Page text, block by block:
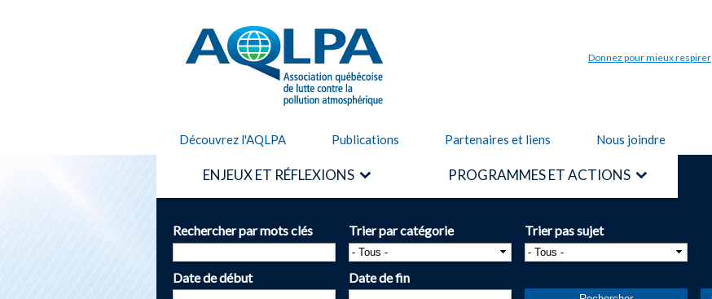
AQLPA Donnez pour mieux respirer
Découvrez l'AQLPA Publications Partenaires et liens Nous joindre
ENJEUX ET RÉFLEXIONS PROGRAMMES ET ACTIONS
Rechercher par mots clés Trier par catégorie Trier pas sujet
Date de début
Date de fin